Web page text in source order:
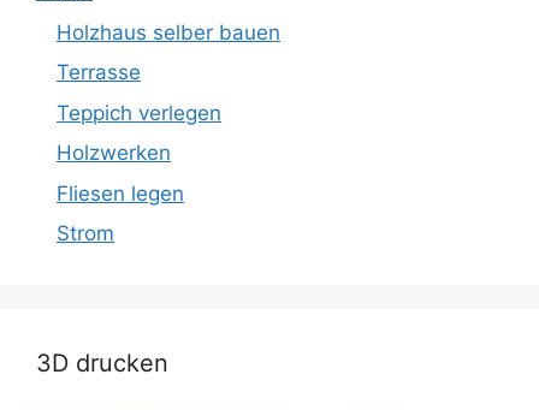
Holzhaus selber bauen
Terrasse
Teppich verlegen
Holzwerken
Fliesen legen
Strom
3D drucken